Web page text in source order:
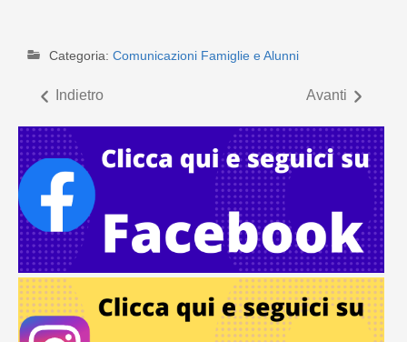
Categoria: Comunicazioni Famiglie e Alunni
Indietro Avanti